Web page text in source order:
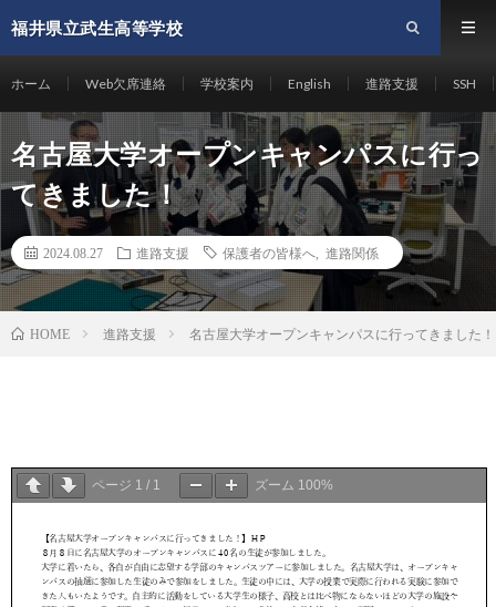
福井県立武生高等学校
ホーム Web欠席連絡 学校案内 English 進路支援 SSH
名古屋大学オープンキャンパスに行っ
てきました！
2024.08.27 進路支援 保護者の皆様へ 進路関係
HOME 進路支援 名古屋大学オープンキャンパスに行ってきました！
ページ 1 / 1 ズーム 100%